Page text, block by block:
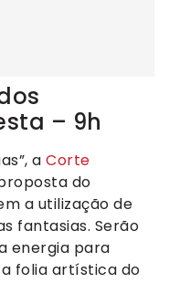
– 9h
a Corte
do
a utilização de
fantasias. Serão
energia para
folia artística do